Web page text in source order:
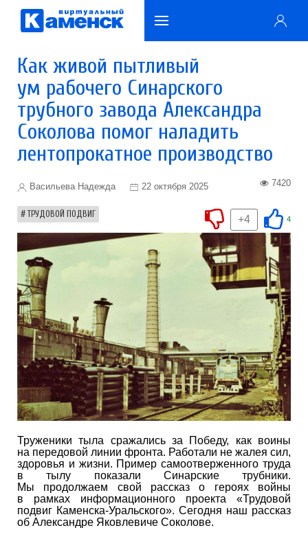
Как живой пытливый
ум рабочего Синарского
трубного завода Александра
Соколова помог наладить
лентопрокатное производство
Васильева Надежда 22 октября 2025 7420
ТРУДОВОЙ ПОДВИГ 4
+4
Труженики тыла сражались за Победу, как воины
на передовой линии фронта. Работали не жалея сил,
здоровья и жизни. Пример самоотверженного труда
в тылу показали Синарские трубники.
Мы продолжаем свой рассказ о героях войны
в рамках информационного проекта «Трудовой
подвиг Каменска-Уральского». Сегодня наш рассказ
об Александре Яковлевиче Соколове.